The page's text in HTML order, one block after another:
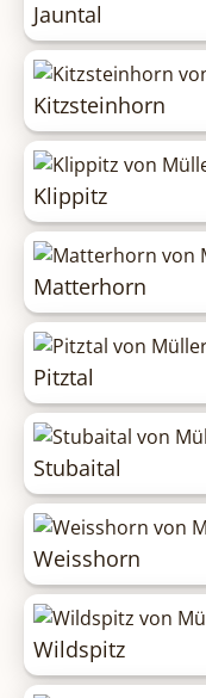
Jauntal
Kitzsteinhorn
Klippitz
Matterhorn
Pitztal
Stubaital
Weisshorn
Wildspitz